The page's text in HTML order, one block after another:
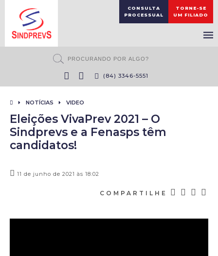
CONSULTA
PROCESSUAL
TORNE-SE
UM FILIADO
(84) 3346-5551
NOTÍCIAS VIDEO
Eleições VivaPrev 2021 – O
Sindprevs e a Fenasps têm
candidatos!
11 de junho de 2021 às 18:02
COMPARTILHE